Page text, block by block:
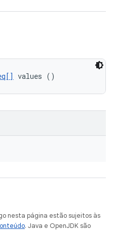
values ()
nesta página estão sujeitos às
. Java e OpenJDK são